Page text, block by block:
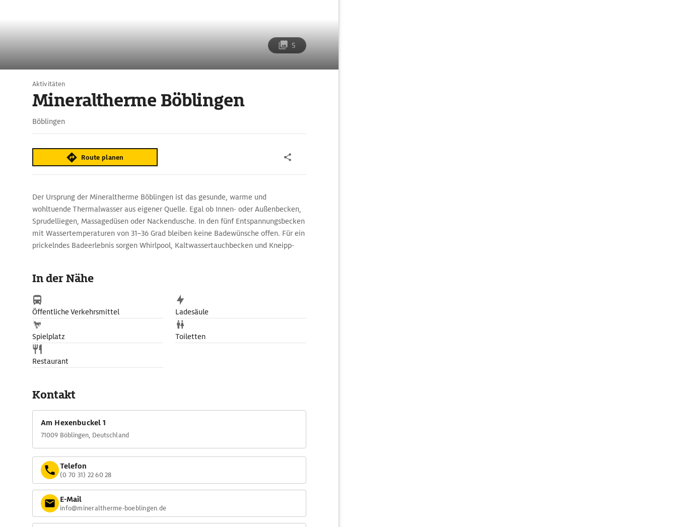
5
Aktivitäten
Mineraltherme Böblingen
Böblingen
Route planen
Der Ursprung der Mineraltherme Böblingen ist das gesunde, warme und
wohltuende Thermalwasser aus eigener Quelle. Egal ob Innen- oder Außenbecken,
Sprudelliegen, Massagedüsen oder Nackendusche. In den fünf Entspannungsbecken
mit Wassertemperaturen von 31–36 Grad bleiben keine Badewünsche offen. Für ein
prickelndes Badeerlebnis sorgen Whirlpool, Kaltwassertauchbecken und Kneipp-
In der Nähe
Öffentliche Verkehrsmittel Ladesäule
Spielplatz Toiletten
Restaurant
Kontakt
Am Hexenbuckel 1
71009 Böblingen, Deutschland
Telefon
(0 70 31) 22 60 28
E-Mail
info@mineraltherme-boeblingen.de